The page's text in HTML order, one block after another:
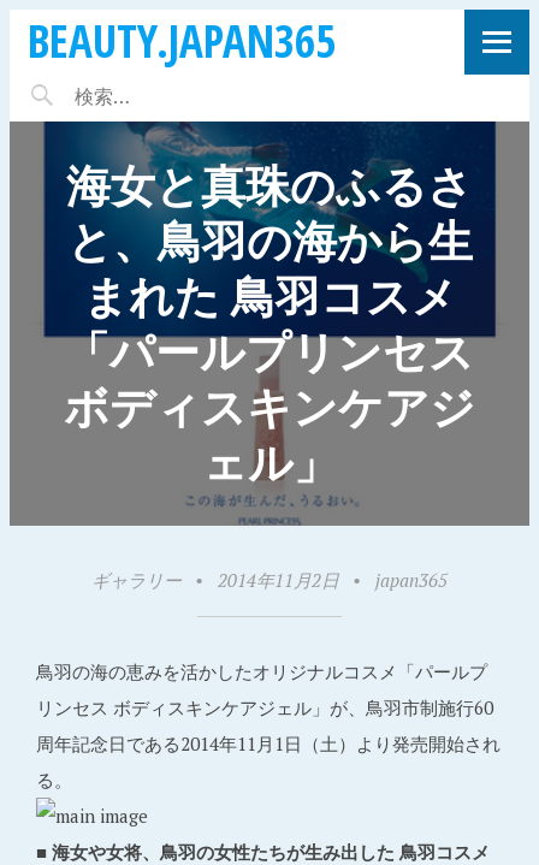
BEAUTY.JAPAN365
海女と真珠のふるさ
と、鳥羽の海から生
まれた 鳥羽コスメ
「パールプリンセス
ボディスキンケアジ
ェル」
ギャラリー • 2014年11月2日 • japan365
鳥羽の海の恵みを活かしたオリジナルコスメ「パールプ
リンセス ボディスキンケアジェル」が、鳥羽市制施行60
周年記念日である2014年11月1日（土）より発売開始され
る。
■ 海女や女将、鳥羽の女性たちが生み出した 鳥羽コスメ